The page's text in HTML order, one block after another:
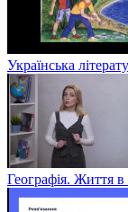
Українська
Географія. Життя